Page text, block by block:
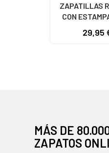
ZAPATILLAS
CON
29,95
MÁS DE
ZAPATOS